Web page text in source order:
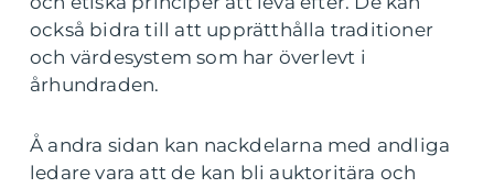
också bidra till att upprätthålla traditioner
och värdesystem som har överlevt i
århundraden.
Å andra sidan kan nackdelarna med andliga
ledare vara att de kan bli auktoritära och